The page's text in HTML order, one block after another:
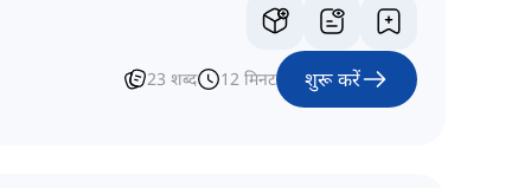
23 शब्द 12 मिनट शुरू करें